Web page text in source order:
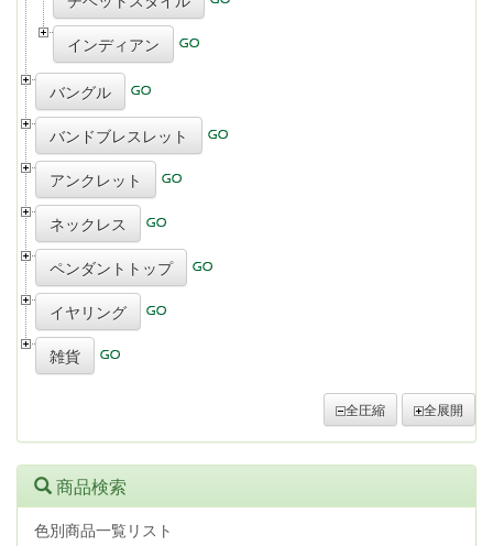
インディアン
バングル
バンドブレスレット
アンクレット
ネックレス
ペンダントトップ
イヤリング
雑貨
全圧縮 全展開
商品検索
色別商品一覧リスト